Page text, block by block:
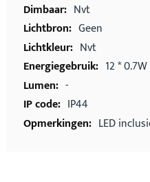
Nvt
Geen
Nvt
12 *
-
IP44
LED